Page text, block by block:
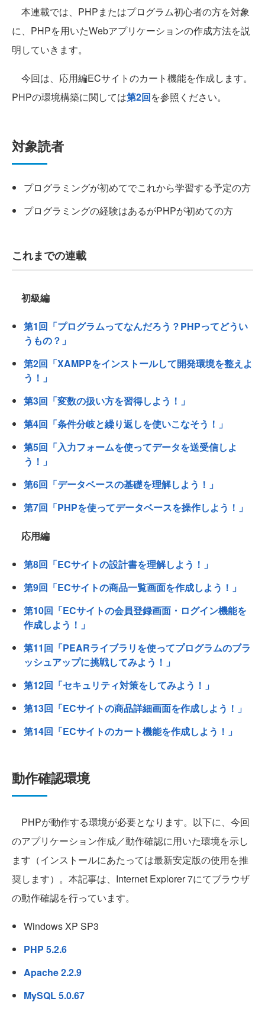
本連載では、PHPまたはプログラム初心者の方を対象
に、PHPを用いたWebアプリケーションの作成方法を説
明していきます。
今回は、応用編ECサイトのカート機能を作成します。
PHPの環境構築に関しては第2回を参照ください。
対象読者
プログラミングが初めてでこれから学習する予定の方
プログラミングの経験はあるがPHPが初めての方
これまでの連載
初級編
第1回「プログラムってなんだろう？PHPってどうい
うもの？」
第2回「XAMPPをインストールして開発環境を整えよ
う！」
第3回「変数の扱い方を習得しよう！」
第4回「条件分岐と繰り返しを使いこなそう！」
第5回「入力フォームを使ってデータを送受信しよ
う！」
第6回「データベースの基礎を理解しよう！」
第7回「PHPを使ってデータベースを操作しよう！」
応用編
第8回「ECサイトの設計書を理解しよう！」
第9回「ECサイトの商品一覧画面を作成しよう！」
第10回「ECサイトの会員登録画面・ログイン機能を
作成しよう！」
第11回「PEARライブラリを使ってプログラムのブラ
ッシュアップに挑戦してみよう！」
第12回「セキュリティ対策をしてみよう！」
第13回「ECサイトの商品詳細画面を作成しよう！」
第14回「ECサイトのカート機能を作成しよう！」
動作確認環境
PHPが動作する環境が必要となります。以下に、今回
のアプリケーション作成／動作確認に用いた環境を示し
ます（インストールにあたっては最新安定版の使用を推
奨します）。本記事は、Internet Explorer 7にてブラウザ
の動作確認を行っています。
Windows XP SP3
PHP 5.2.6
Apache 2.2.9
MySQL 5.0.67